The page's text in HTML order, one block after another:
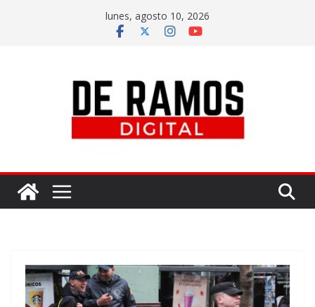
lunes, agosto 10, 2026